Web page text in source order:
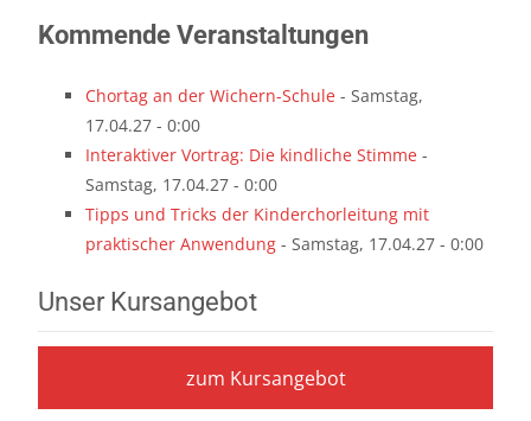
Kommende Veranstaltungen
Chortag an der Wichern-Schule - Samstag,
17.04.27 - 0:00
Interaktiver Vortrag: Die kindliche Stimme -
Samstag, 17.04.27 - 0:00
Tipps und Tricks der Kinderchorleitung mit
praktischer Anwendung - Samstag, 17.04.27 - 0:00
Unser Kursangebot
zum Kursangebot